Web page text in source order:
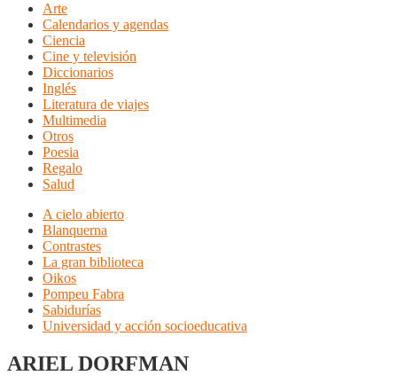
Arte
Calendarios y agendas
Ciencia
Cine y televisión
Diccionarios
Inglés
Literatura de viajes
Multimedia
Otros
Poesia
Regalo
Salud
A cielo abierto
Blanquerna
Contrastes
La gran biblioteca
Oikos
Pompeu Fabra
Sabidurías
Universidad y acción socioeducativa
ARIEL DORFMAN